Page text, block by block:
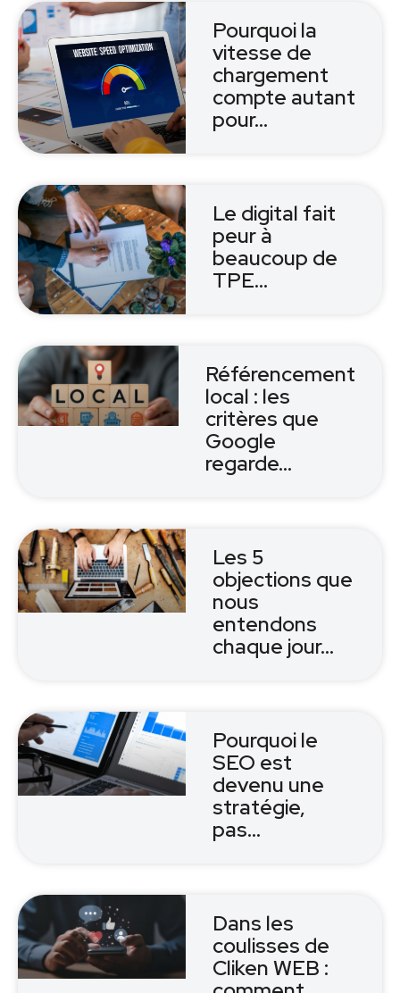
Pourquoi la
vitesse de
chargement
compte autant
pour…
Le digital fait
peur à
beaucoup de
TPE…
Référencement
local : les
critères que
Google
regarde…
Les 5
objections que
nous
entendons
chaque jour…
Pourquoi le
SEO est
devenu une
stratégie,
pas…
Dans les
coulisses de
Cliken WEB :